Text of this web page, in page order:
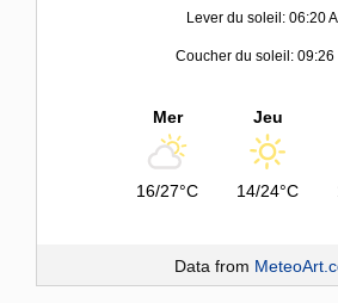
Lever du soleil: 06:20
Coucher du soleil: 09:26
Mer
16/27°C
Jeu
14/24°C
Data from